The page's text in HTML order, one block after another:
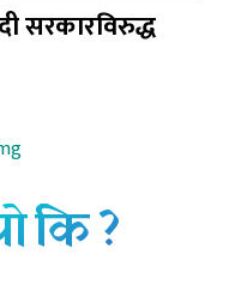
सरकारविरुद्ध
कि ?